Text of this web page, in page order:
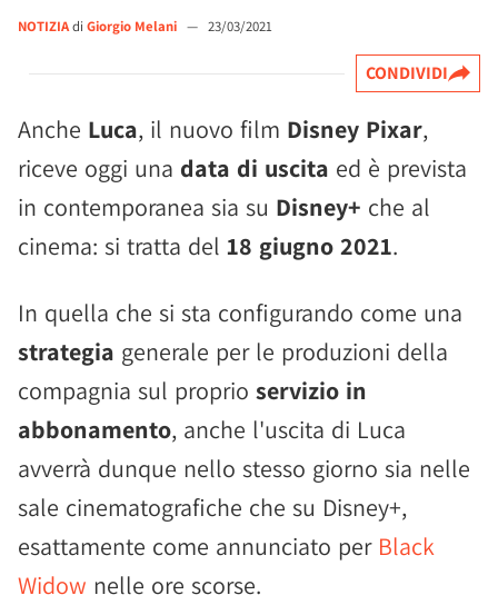
NOTIZIAdi Giorgio Melani — 23/03/2021
CONDIVIDI
Anche Luca, il nuovo film Disney Pixar,
riceve oggi una data di uscita ed è prevista
in contemporanea sia su Disney+ che al
cinema: si tratta del 18 giugno 2021.
In quella che si sta configurando come una
strategia generale per le produzioni della
compagnia sul proprio servizio in
abbonamento, anche l'uscita di Luca
avverrà dunque nello stesso giorno sia nelle
sale cinematografiche che su Disney+,
esattamente come annunciato per Black
Widow nelle ore scorse.